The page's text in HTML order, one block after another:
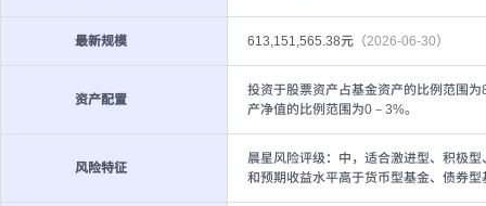
最新规模 613,151,565.38元 （2026-06-30）
资产配置
投资于股票资产占基金资产的比例范围
产净值的比例范围为0－3%。
风险特征
晨星风险评级：中，适合激进型、积极
和预期收益水平高于货币型基金、债券